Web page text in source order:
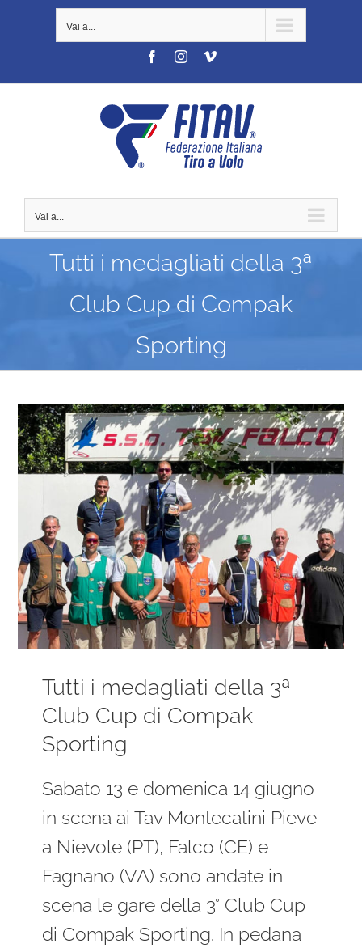
Vai a...
FacebookInstagramVimeo
Vai a...
Tutti i medagliati della 3ª
Club Cup di Compak
Sporting
Ingrandisci
immagine
Tutti i medagliati della 3ª
Club Cup di Compak
Sporting
Sabato 13 e domenica 14 giugno
in scena ai Tav Montecatini Pieve
a Nievole (PT), Falco (CE) e
Fagnano (VA) sono andate in
scena le gare della 3° Club Cup
di Compak Sporting. In pedana